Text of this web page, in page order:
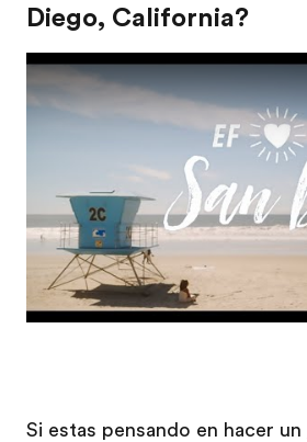
Diego, California?
Si estas pensando en hacer un